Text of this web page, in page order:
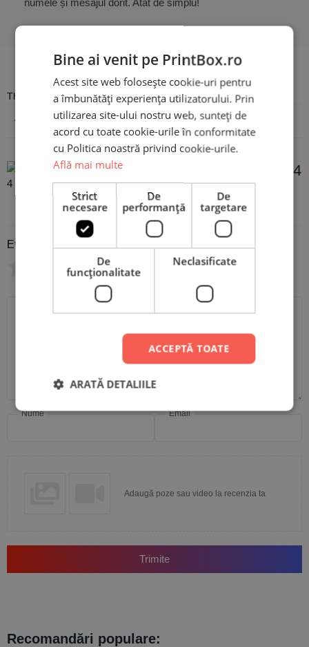
Recenzii
There are no reviews yet
Adaugă o recenzie
Tablou Personalizat cu 4
poze, nume și mesaj
Evaluare
0/5
Nume Email
Adaugă poze sau video la recenzia ta
Trimite
Recomandări populare:
Bine ai venit pe PrintBox.ro
Acest site web folosește cookie-uri pentru
a îmbunătăți experiența utilizatorului. Prin
utilizarea site-ului nostru web, sunteți de
acord cu toate cookie-urile în conformitate
cu Politica noastră privind cookie-urile.
Află mai multe
Strict
necesare
De
performanță
De
targetare
De
funcţionalitate
Neclasificate
ACCEPTĂ TOATE
ARATĂ DETALIILE